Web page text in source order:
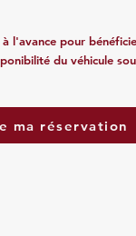
l'avance pour
du véhicule
ma réservation